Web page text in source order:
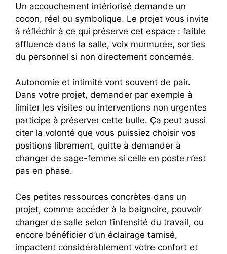
Un accouchement intériorisé demande un
cocon, réel ou symbolique. Le projet vous invite
à réfléchir à ce qui préserve cet espace : faible
affluence dans la salle, voix murmurée, sorties
du personnel si non directement concernés.
Autonomie et intimité vont souvent de pair.
Dans votre projet, demander par exemple à
limiter les visites ou interventions non urgentes
participe à préserver cette bulle. Ça peut aussi
citer la volonté que vous puissiez choisir vos
positions librement, quitte à demander à
changer de sage-femme si celle en poste n’est
pas en phase.
Ces petites ressources concrètes dans un
projet, comme accéder à la baignoire, pouvoir
changer de salle selon l’intensité du travail, ou
encore bénéficier d’un éclairage tamisé,
impactent considérablement votre confort et